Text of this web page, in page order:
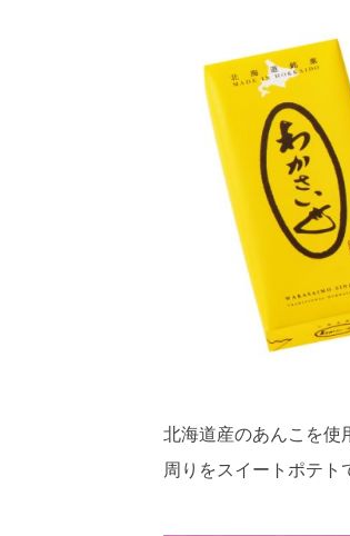
北海道産のあんこを使
周りをスイートポテト